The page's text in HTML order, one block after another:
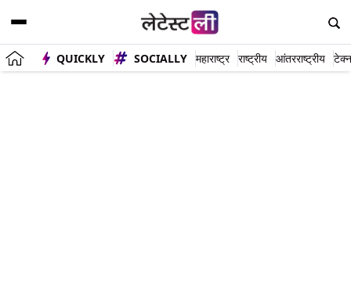
QUICKLY SOCIALLY महाराष्ट्र राष्ट्रीय आंतरराष्ट्रीय